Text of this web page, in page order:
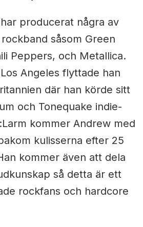
producerat några av
såsom Green
Peppers, och Metallica.
Angeles flyttade han
där han körde sitt
och Tonequake indie-
kommer Andrew med
kulisserna efter 25
kommer även att dela
så detta är ett
rockfans och hardcore